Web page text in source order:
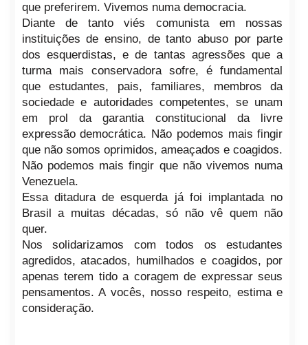
que preferirem. Vivemos numa democracia.
Diante de tanto viés comunista em nossas
instituições de ensino, de tanto abuso por parte
dos esquerdistas, e de tantas agressões que a
turma mais conservadora sofre, éfundamental
que estudantes, pais, familiares, membros da
sociedade e autoridades competentes, se unam
em prol da garantia constitucional da livre
expressão democrática. Não podemos mais fingir
que não somos oprimidos, ameaçados e coagidos.
Não podemos mais fingir que não vivemos numa
Venezuela.
Essa ditadura de esquerda já foi implantada no
Brasil a muitas décadas, só não vê quem não
quer.
Nos solidarizamos com todos os estudantes
agredidos, atacados, humilhados e coagidos, por
apenas terem tido a coragem de expressar seus
pensamentos. A vocês, nosso respeito, estima e
consideração.